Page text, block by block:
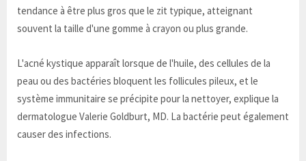
tendance à être plus gros que le zit typique, atteignant
souvent la taille d'une gomme à crayon ou plus grande.
L'acné kystique apparaît lorsque de l'huile, des cellules de la
peau ou des bactéries bloquent les follicules pileux, et le
système immunitaire se précipite pour la nettoyer, explique la
dermatologue Valerie Goldburt, MD. La bactérie peut également
causer des infections.